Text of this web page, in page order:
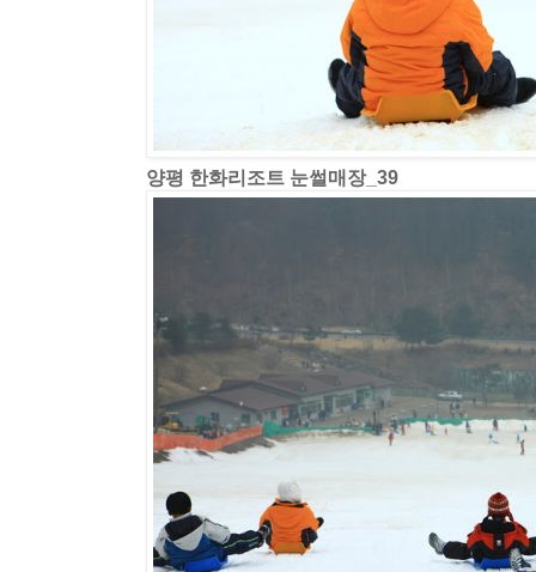
양평 한화리조트 눈썰매장_39